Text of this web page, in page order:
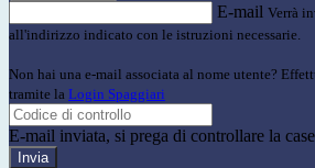
E-mail Verrà
all'indirizzo indicato con le istruzioni necessarie.
Non hai una e-mail associata al nome utente?
tramite la Login Spaggiari
E-mail inviata, si prega di controllare la